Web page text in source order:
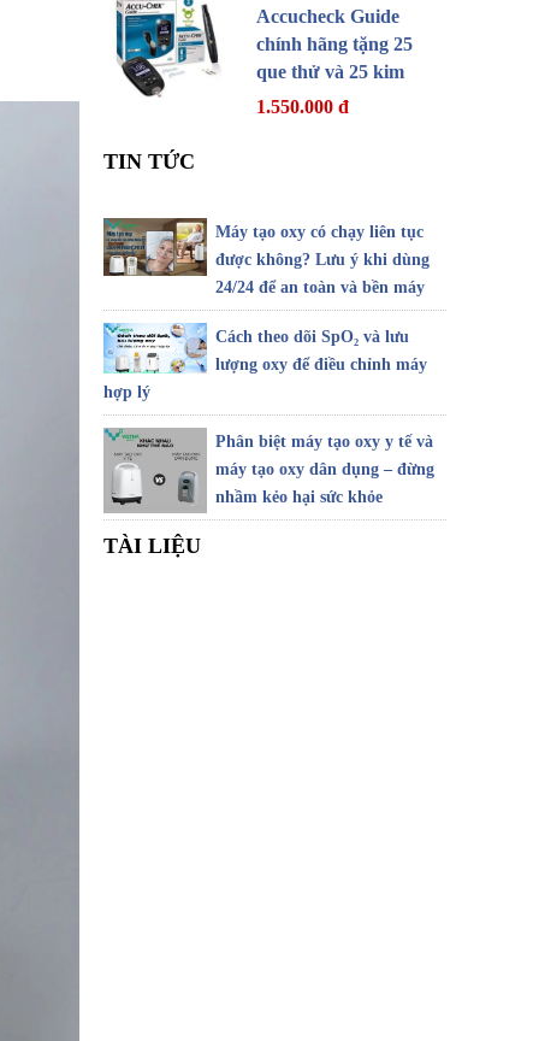
Accucheck Guide
chính hãng tặng 25
que thử và 25 kim
1.550.000 đ
TIN TỨC
Máy tạo oxy có chạy liên tục
được không? Lưu ý khi dùng
24/24 để an toàn và bền máy
Cách theo dõi SpO₂ và lưu
lượng oxy để điều chỉnh máy
hợp lý
Phân biệt máy tạo oxy y tế và
máy tạo oxy dân dụng – đừng
nhầm kẻo hại sức khỏe
TÀI LIỆU